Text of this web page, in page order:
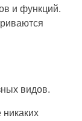
и функций.
видов.
никаких